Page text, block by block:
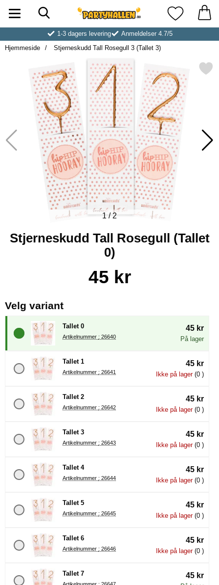
Startsiden for Partyhallen ABMine
1-3 dagers levering
Anmeldelser 4.7/5
Hjemmeside
Stjerneskudd Tall Rosegull 3 (Tallet 3)
Merk stjerneskudd Tall
1/2
Stjerneskudd Tall Rosegull (Tallet
0)
Handle dette produktet, Stjerneskudd Tall Rosegull
pris
45 kr
Velg variant, (å velge en ny radioknapp vil
Tallet 0
Artikelnummer : 26640
45 kr
På lager
Tallet 1
Artikelnummer : 26641
45 kr
Ikke på lager(0 )
Tallet 2
Artikelnummer : 26642
45 kr
Ikke på lager(0 )
Tallet 3
Artikelnummer : 26643
45 kr
Ikke på lager(0 )
Tallet 4
Artikelnummer : 26644
45 kr
Ikke på lager(0 )
Tallet 5
Artikelnummer : 26645
45 kr
Ikke på lager(0 )
Tallet 6
Artikelnummer : 26646
45 kr
Ikke på lager(0 )
Tallet 7 45 kr